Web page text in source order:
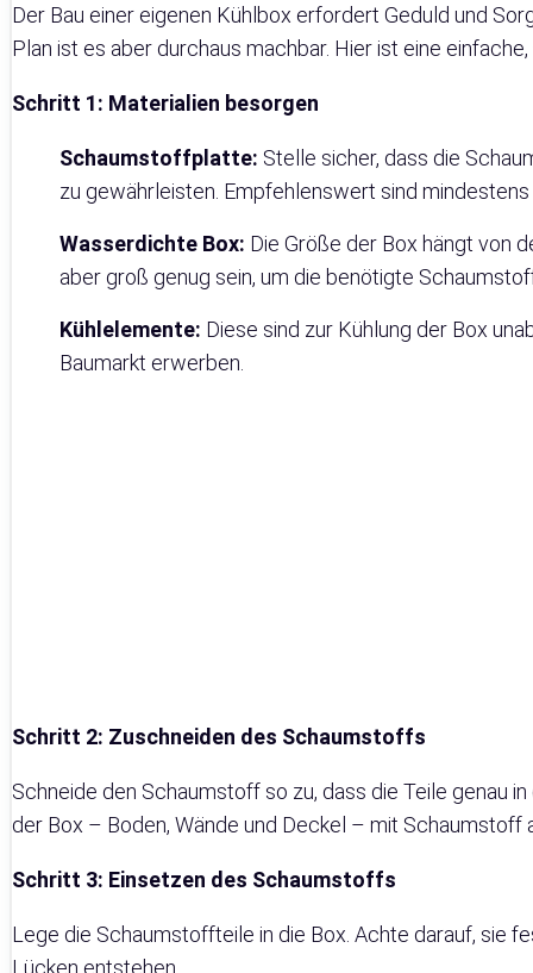
Der Bau einer eigenen Kühlbox erfordert Geduld und
Plan ist es aber durchaus machbar. Hier ist eine
Schritt 1: Materialien besorgen
Schaumstoffplatte: Stelle sicher, dass die
zu gewährleisten. Empfehlenswert sind mindestens
Wasserdichte Box: Die Größe der Box hängt von
aber groß genug sein, um die benötigte
Kühlelemente: Diese sind zur Kühlung der Box
Baumarkt erwerben.
Schritt 2: Zuschneiden des Schaumstoffs
Schneide den Schaumstoff so zu, dass die Teile genau
der Box – Boden, Wände und Deckel – mit Schaumstoff
Schritt 3: Einsetzen des Schaumstoffs
Lege die Schaumstoffteile in die Box. Achte darauf, sie
Lücken entstehen.